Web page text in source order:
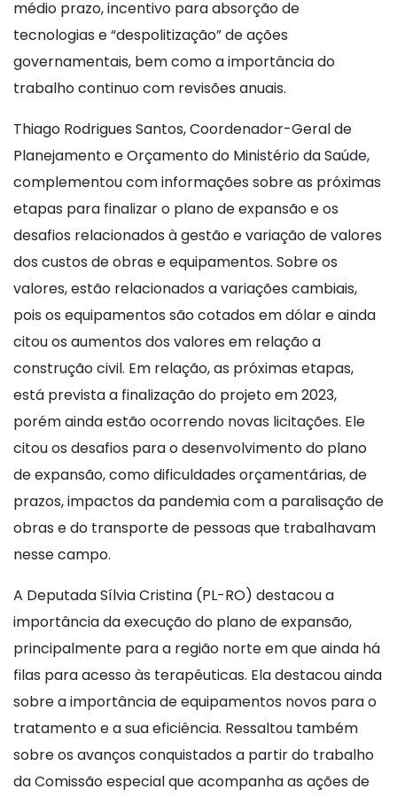
médio prazo, incentivo para absorção de
tecnologias e “despolitização” de ações
governamentais, bem como a importância do
trabalho continuo com revisões anuais.
Thiago Rodrigues Santos, Coordenador-Geral de
Planejamento e Orçamento do Ministério da Saúde,
complementou com informações sobre as próximas
etapas para finalizar o plano de expansão e os
desafios relacionados à gestão e variação de valores
dos custos de obras e equipamentos. Sobre os
valores, estão relacionados a variações cambiais,
pois os equipamentos são cotados em dólar e ainda
citou os aumentos dos valores em relação a
construção civil. Em relação, as próximas etapas,
está prevista a finalização do projeto em 2023,
porém ainda estão ocorrendo novas licitações. Ele
citou os desafios para o desenvolvimento do plano
de expansão, como dificuldades orçamentárias, de
prazos, impactos da pandemia com a paralisação de
obras e do transporte de pessoas que trabalhavam
nesse campo.
A Deputada Sílvia Cristina (PL-RO) destacou a
importância da execução do plano de expansão,
principalmente para a região norte em que ainda há
filas para acesso às terapêuticas. Ela destacou ainda
sobre a importância de equipamentos novos para o
tratamento e a sua eficiência. Ressaltou também
sobre os avanços conquistados a partir do trabalho
da Comissão especial que acompanha as ações de